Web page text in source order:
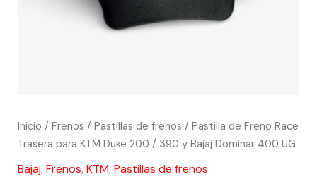
Inicio / Frenos / Pastillas de frenos / Pastilla de Freno Race
Trasera para KTM Duke 200 / 390 y Bajaj Dominar 400 UG
Bajaj, Frenos, KTM, Pastillas de frenos